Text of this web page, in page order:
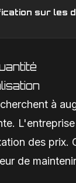
sur les
à
des prix.
de